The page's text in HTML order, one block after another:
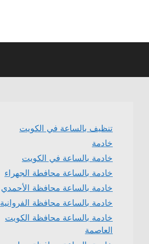
تنظيف بالساعة في الكويت
خادمة
خادمة بالساعة في الكويت
خادمة بالساعة محافطة الجهراء
خادمة بالساعة محافظة الأحمدي
خادمة بالساعة محافظة الفروانية
خادمة بالساعة محافظة الكويت
العاصمة